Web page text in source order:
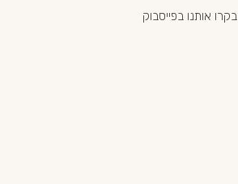
בקרו אותנו בפייסבוק